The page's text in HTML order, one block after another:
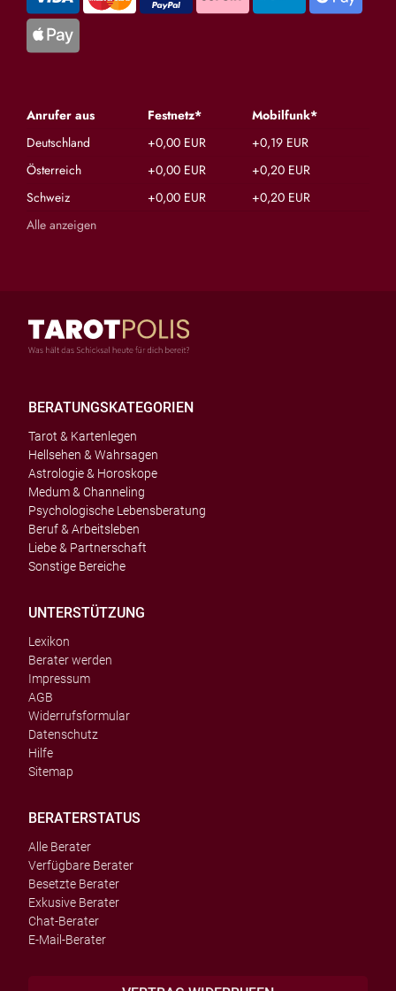
Anrufer aus Festnetz*
Mobilfunk*
Deutschland
+0,00 EUR
+0,19 EUR
Österreich
+0,00 EUR
+0,20 EUR
Schweiz
+0,00 EUR
+0,20 EUR
Alle anzeigen
BERATUNGSKATEGORIEN
Tarot & Kartenlegen
Hellsehen & Wahrsagen
Astrologie & Horoskope
Medum & Channeling
Psychologische Lebensberatung
Beruf & Arbeitsleben
Liebe & Partnerschaft
Sonstige Bereiche
UNTERSTÜTZUNG
Lexikon
Berater werden
Impressum
AGB
Widerrufsformular
Datenschutz
Hilfe
Sitemap
BERATERSTATUS
Alle Berater
Verfügbare Berater
Besetzte Berater
Exkusive Berater
Chat-Berater
E-Mail-Berater